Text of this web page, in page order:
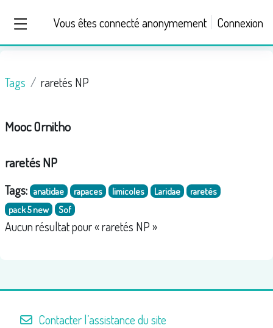
Panneau latéral
Vous êtes connecté anonymement Connexion
Tags raretés NP
Mooc Ornitho
raretés NP
Tags: anatidae rapaces limicoles Laridae
raretés
pack 5 new
Sof
Aucun résultat pour « raretés NP »
Contacter l’assistance du site